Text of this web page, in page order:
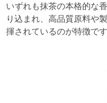
いずれも抹茶の本格的な
り込まれ、高品質原料や
揮されているのが特徴です